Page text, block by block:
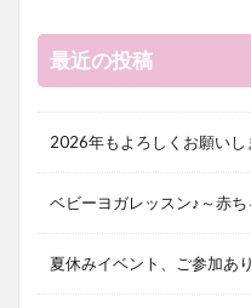
最近の投稿
2026年もよろしくお願いし
ベビーヨガレッスン♪～赤
夏休みイベント、ご参加あ